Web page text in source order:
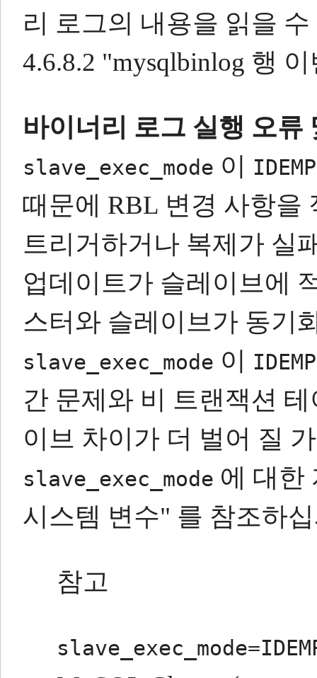
리 로그의 내용을 읽을
4.6.8.2 "mysqlbinlog 행
바이너리 로그 실행 오류
slave_exec_mode 이
때문에 RBL 변경 사항을
트리거하거나 복제가 실
업데이트가 슬레이브에
스터와 슬레이브가 동기
slave_exec_mode 이
간 문제와 비 트랜잭션
이브 차이가 더 벌어 질
slave_exec_mode 에 대한
시스템 변수" 를 참조하
참고